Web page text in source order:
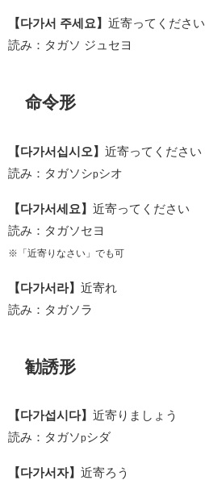
【다가서 주세요】 近寄ってください
読み：タガソ ジュセヨ
命令形
【다가서십시오】 近寄ってください
読み：タガソシpシオ
【다가서세요】 近寄ってください
読み：タガソセヨ
※「近寄りなさい」でも可
【다가서라】 近寄れ
読み：タガソラ
勧誘形
【다가섭시다】 近寄りましょう
読み：タガソpシダ
【다가서자】 近寄ろう